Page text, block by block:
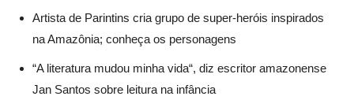
Artista de Parintins cria grupo de super-heróis inspirados
na Amazônia; conheça os personagens
“A literatura mudou minha vida“, diz escritor amazonense
Jan Santos sobre leitura na infância